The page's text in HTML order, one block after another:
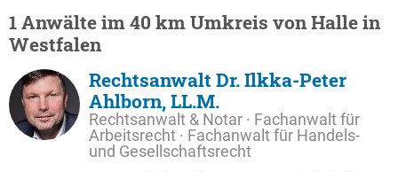
1 Anwälte im 40 km Umkreis von Halle in
Westfalen
Rechtsanwalt Dr. Ilkka-Peter
Ahlborn, LL.M.
Rechtsanwalt & Notar · Fachanwalt für
Arbeitsrecht · Fachanwalt für Handels-
und Gesellschaftsrecht